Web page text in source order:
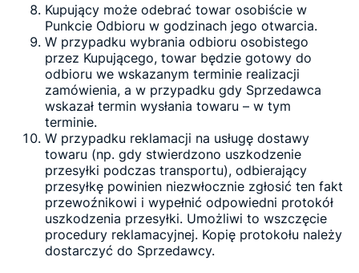
Kupujący może odebrać towar osobiście w
Punkcie Odbioru w godzinach jego otwarcia.
W przypadku wybrania odbioru osobistego
przez Kupującego, towar będzie gotowy do
odbioru we wskazanym terminie realizacji
zamówienia, a w przypadku gdy Sprzedawca
wskazał termin wysłania towaru – w tym
terminie.
W przypadku reklamacji na usługę dostawy
towaru (np. gdy stwierdzono uszkodzenie
przesyłki podczas transportu), odbierający
przesyłkę powinien niezwłocznie zgłosić ten fakt
przewoźnikowi i wypełnić odpowiedni protokół
uszkodzenia przesyłki. Umożliwi to wszczęcie
procedury reklamacyjnej. Kopię protokołu należy
dostarczyć do Sprzedawcy.